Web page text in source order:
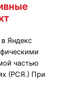
Яндекс
частью
(РСЯ.) При